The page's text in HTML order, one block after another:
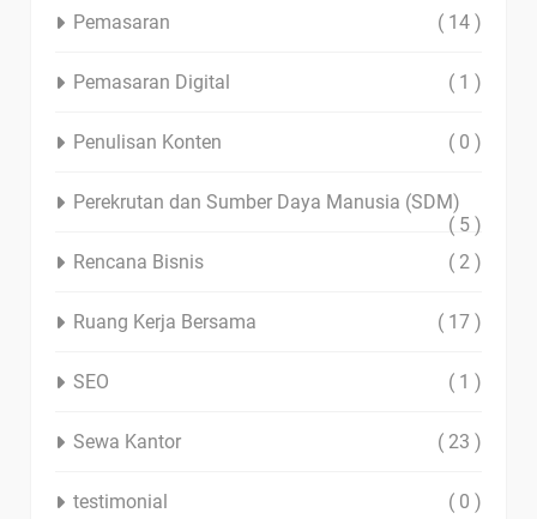
Pemasaran ( 14 )
Pemasaran Digital ( 1 )
Penulisan Konten ( 0 )
Perekrutan dan Sumber Daya Manusia (SDM)
( 5 )
Rencana Bisnis
( 2 )
Ruang Kerja Bersama ( 17 )
SEO ( 1 )
Sewa Kantor ( 23 )
testimonial ( 0 )